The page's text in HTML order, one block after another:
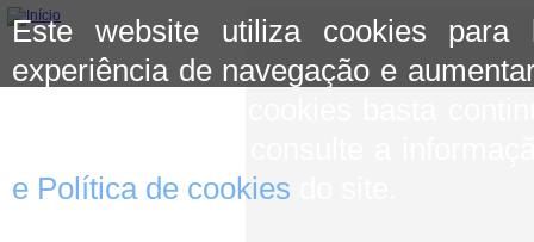
Este website utiliza cookies para
experiência de navegação e
e Política de cookies